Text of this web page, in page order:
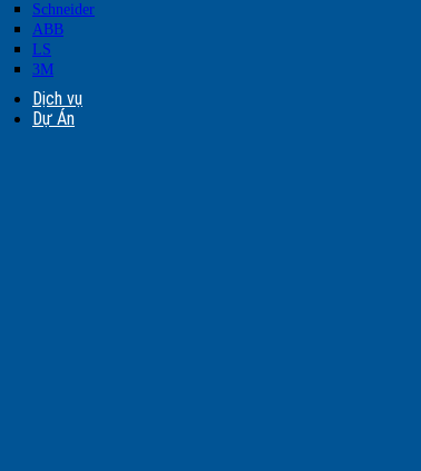
Schneider
ABB
LS
3M
Dịch vụ
Dự Án